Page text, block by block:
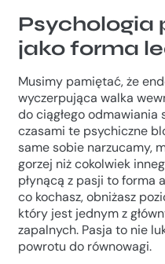
Psychologia
jako forma
Musimy pamiętać, że
wyczerpująca walka
do ciągłego odmawiania
czasami te psychiczne
same sobie narzucamy,
gorzej niż cokolwiek
płynącą z pasji to forma
co kochasz, obniżasz
który jest jednym z
zapalnych. Pasja to nie
powrotu do równowagi.